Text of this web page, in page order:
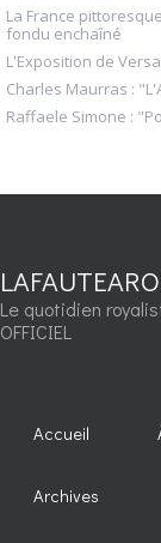
La France
fondu enchaîné
L'Exposition de
Charles Maurras :
Raffaele Simone :
Le quotidien
OFFICIEL
Accueil
Archives